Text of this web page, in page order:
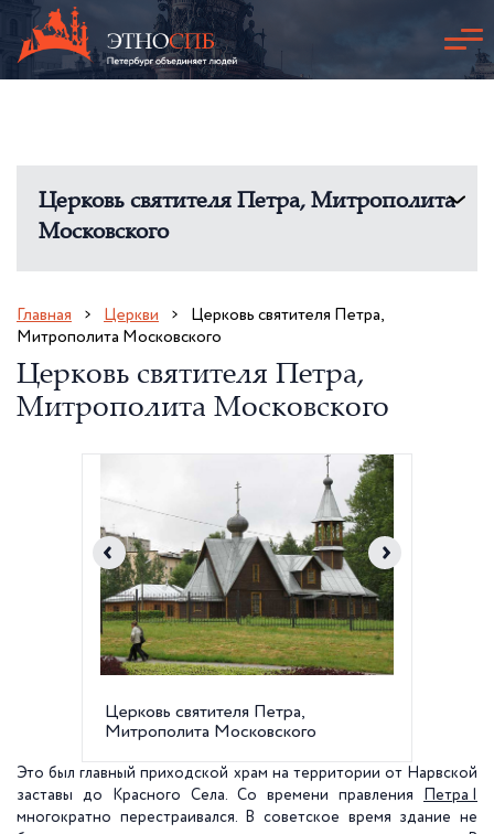
Церковь святителя Петра, Митрополита
Московского
Главная Церкви
Церковь святителя Петра,
Митрополита Московского
Церковь святителя Петра,
Митрополита Московского
Церковь святителя Петра,
Митрополита Московского
Это был главный приходской храм на территории от Нарвской
заставы до Красного Села. Со времени правления
Петра I
многократно перестраивался. В советское время здание не